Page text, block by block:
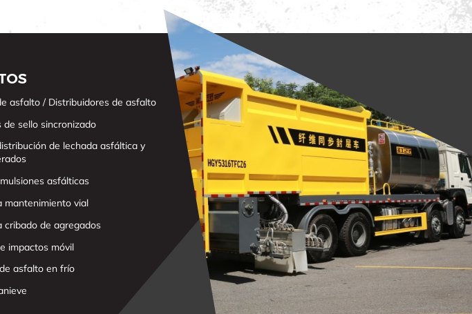
asfalto / Distribuidores de asfalto
de sello sincronizado
de lechada asfáltica y
asfálticas
mantenimiento vial
cribado de agregados
impactos móvil
asfalto en frío